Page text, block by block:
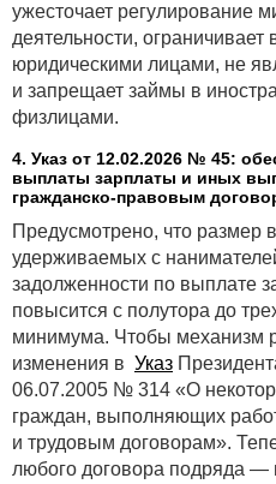
ужесточает регулирование
деятельности, ограничивает
юридическими лицами, не
и запрещает займы в
физлицами.
4. Указ от 12.02.2026 № 45:
выплаты зарплаты и иных
гражданско-правовым
Предусмотрено, что размер
удерживаемых с
задолженности по выплате
повысится с полутора до
минимума. Чтобы механизм
изменения в Указ
06.07.2005 № 314 «О
граждан, выполняющих
и трудовым договорам».
любого договора подряда —